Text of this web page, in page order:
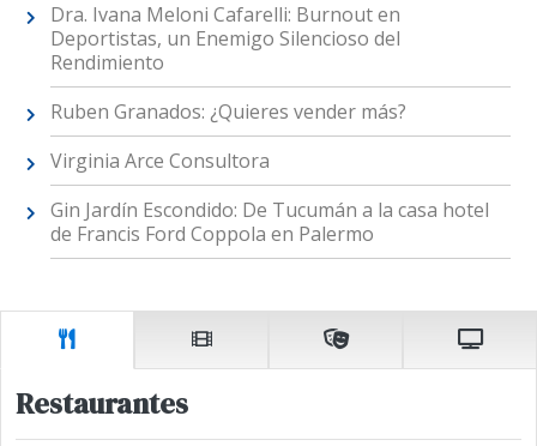
Dra. Ivana Meloni Cafarelli: Burnout en
Deportistas, un Enemigo Silencioso del
Rendimiento
Ruben Granados: ¿Quieres vender más?
Virginia Arce Consultora
Gin Jardín Escondido: De Tucumán a la casa hotel
de Francis Ford Coppola en Palermo
Restaurantes